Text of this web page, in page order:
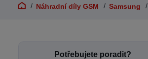
Náhradní díly GSM Samsung
Potřebujete poradit?